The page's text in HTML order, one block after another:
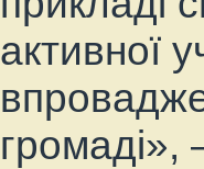
активної
громаді»,